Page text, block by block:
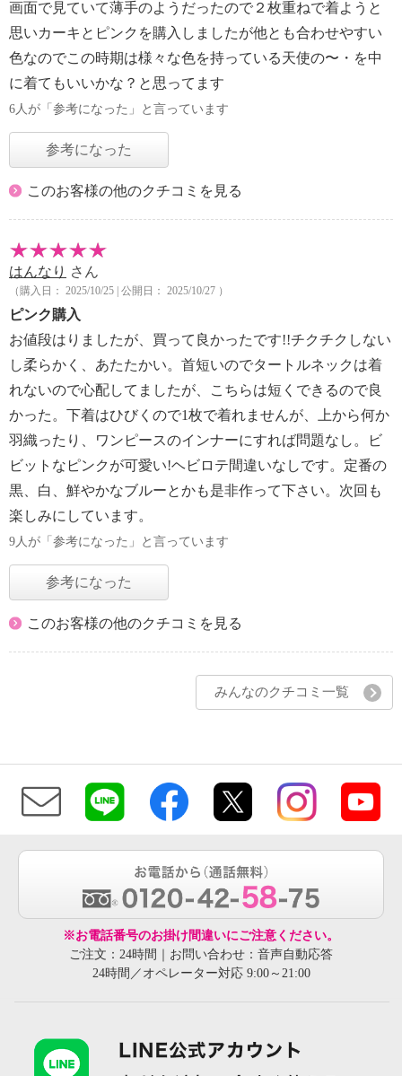
画面で見ていて薄手のようだったので２枚重ねで着ようと
思いカーキとピンクを購入しましたが他とも合わせやすい
色なのでこの時期は様々な色を持っている天使の〜・を中
に着てもいいかな？と思ってます
6人が「参考になった」と言っています
参考になった
このお客様の他のクチコミを見る
はんなり さん
（購入日： 2025/10/25 | 公開日： 2025/10/27 ）
ピンク購入
お値段はりましたが、買って良かったです!!チクチクしない
し柔らかく、あたたかい。首短いのでタートルネックは着
れないので心配してましたが、こちらは短くできるので良
かった。下着はひびくので1枚で着れませんが、上から何か
羽織ったり、ワンピースのインナーにすれば問題なし。ビ
ビットなピンクが可愛い!ヘビロテ間違いなしです。定番の
黒、白、鮮やかなブルーとかも是非作って下さい。次回も
楽しみにしています。
9人が「参考になった」と言っています
参考になった
このお客様の他のクチコミを見る
みんなのクチコミ一覧
※お電話番号のお掛け間違いにご注意ください。
ご注文：24時間｜お問い合わせ：音声自動応答
24時間／オペレーター対応 9:00～21:00